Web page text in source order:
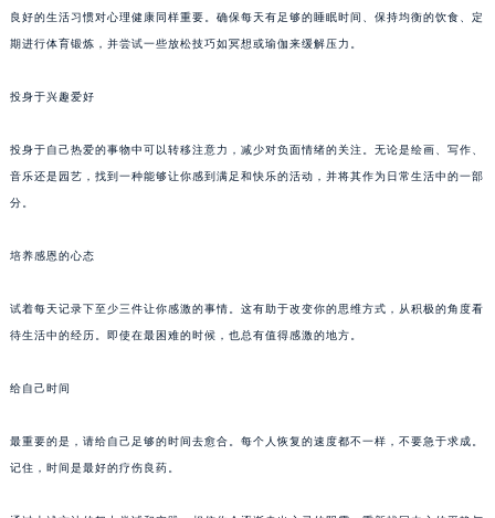
良好的生活习惯对心理健康同样重要。确保每天有足够的睡眠时间、保持均衡的饮食、定
期进行体育锻炼，并尝试一些放松技巧如冥想或瑜伽来缓解压力。
投身于兴趣爱好
投身于自己热爱的事物中可以转移注意力，减少对负面情绪的关注。无论是绘画、写作、
音乐还是园艺，找到一种能够让你感到满足和快乐的活动，并将其作为日常生活中的一部
分。
培养感恩的心态
试着每天记录下至少三件让你感激的事情。这有助于改变你的思维方式，从积极的角度看
待生活中的经历。即使在最困难的时候，也总有值得感激的地方。
给自己时间
最重要的是，请给自己足够的时间去愈合。每个人恢复的速度都不一样，不要急于求成。
记住，时间是最好的疗伤良药。